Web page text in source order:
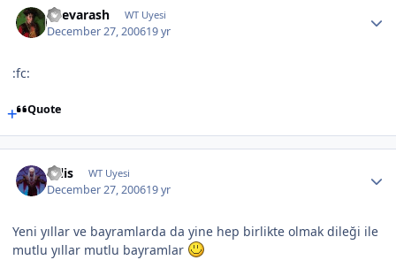
Shevarash WT Uyesi
December 27, 200619 yr
:fc:
Quote
calis WT Uyesi
December 27, 200619 yr
Yeni yıllar ve bayramlarda da yine hep birlikte olmak dileği ile
mutlu yıllar mutlu bayramlar